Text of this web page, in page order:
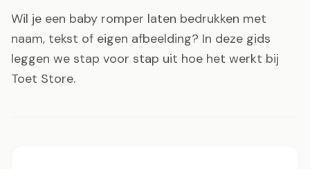
Wil je een baby romper laten bedrukken met
naam, tekst of eigen afbeelding? In deze gids
leggen we stap voor stap uit hoe het werkt bij
Toet Store.